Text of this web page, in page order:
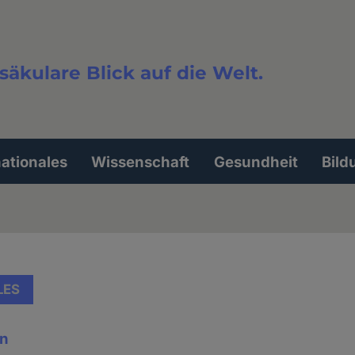
Blick auf die Welt.
Wissenschaft Gesundheit